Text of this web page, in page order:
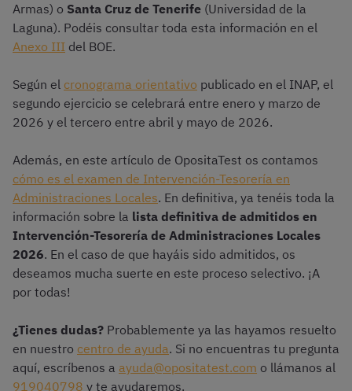
Armas) o Santa Cruz de Tenerife (Universidad de la
Laguna). Podéis consultar toda esta información en el
Anexo III del BOE.
Según el cronograma orientativo publicado en el INAP, el
segundo ejercicio se celebrará entre enero y marzo de
2026 y el tercero entre abril y mayo de 2026.
Además, en este artículo de OpositaTest os contamos
cómo es el examen de Intervención-Tesorería en
Administraciones Locales. En definitiva, ya tenéis toda la
información sobre la lista definitiva de admitidos en
Intervención-Tesorería de Administraciones Locales
2026. En el caso de que hayáis sido admitidos, os
deseamos mucha suerte en este proceso selectivo. ¡A
por todas!
¿Tienes dudas? Probablemente ya las hayamos resuelto
en nuestro centro de ayuda. Si no encuentras tu pregunta
aquí, escríbenos a ayuda@opositatest.com o llámanos al
919040798 y te ayudaremos.